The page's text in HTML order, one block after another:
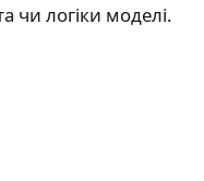
чи логіки моделі.